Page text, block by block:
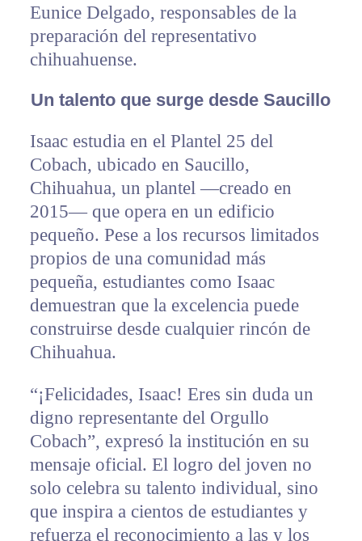
Eunice Delgado, responsables de la
preparación del representativo
chihuahuense.
Un talento que surge desde Saucillo
Isaac estudia en el Plantel 25 del
Cobach, ubicado en Saucillo,
Chihuahua, un plantel —creado en
2015— que opera en un edificio
pequeño. Pese a los recursos limitados
propios de una comunidad más
pequeña, estudiantes como Isaac
demuestran que la excelencia puede
construirse desde cualquier rincón de
Chihuahua.
“¡Felicidades, Isaac! Eres sin duda un
digno representante del Orgullo
Cobach”, expresó la institución en su
mensaje oficial. El logro del joven no
solo celebra su talento individual, sino
que inspira a cientos de estudiantes y
refuerza el reconocimiento a las y los